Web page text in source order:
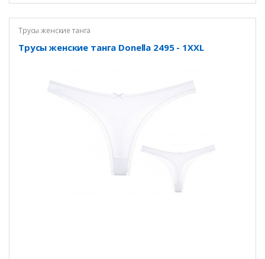
Трусы женские танга
Трусы женские танга Donella 2495 - 1XXL